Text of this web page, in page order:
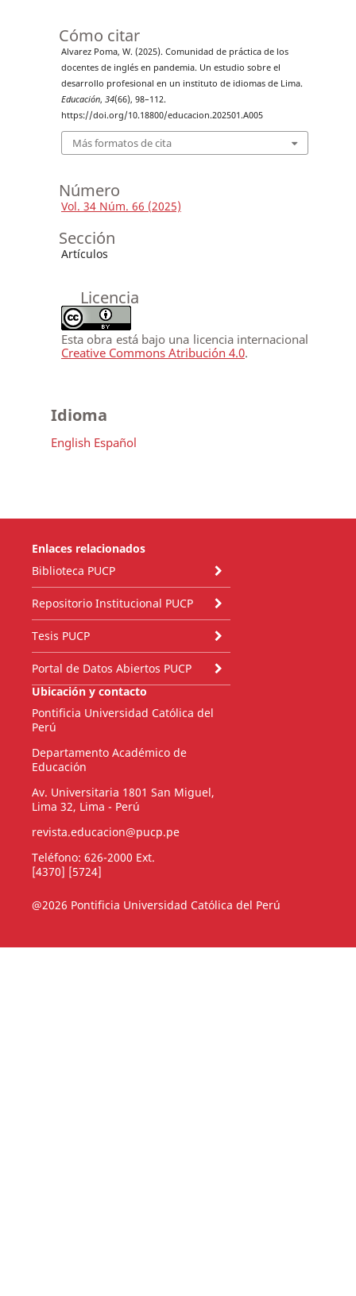
Cómo citar
Alvarez Poma, W. (2025). Comunidad de práctica de los
docentes de inglés en pandemia. Un estudio sobre el
desarrollo profesional en un instituto de idiomas de Lima.
Educación, 34(66), 98–112.
https://doi.org/10.18800/educacion.202501.A005
Más formatos de cita
Número
Vol. 34 Núm. 66 (2025)
Sección
Artículos
Licencia
Esta obra está bajo una licencia internacional
Creative Commons Atribución 4.0.
Idioma
English Español
Enlaces relacionados
Biblioteca PUCP
Repositorio Institucional PUCP
Tesis PUCP
Portal de Datos Abiertos PUCP
Ubicación y contacto
Pontificia Universidad Católica del
Perú
Departamento Académico de
Educación
Av. Universitaria 1801 San Miguel,
Lima 32, Lima - Perú
revista.educacion@pucp.pe
Teléfono: 626-2000 Ext.
[4370] [5724]
@2026 Pontificia Universidad Católica del Perú